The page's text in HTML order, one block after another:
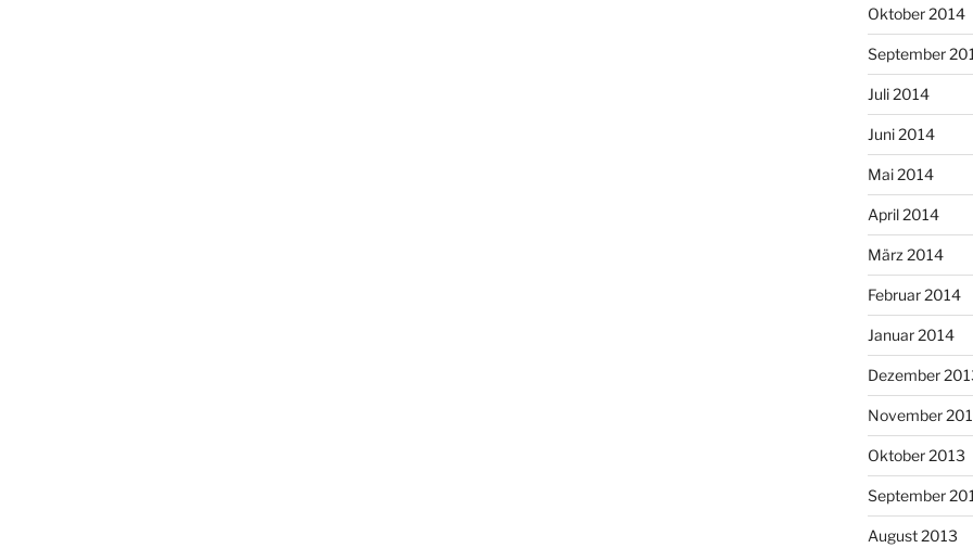
Oktober 2014
September
Juli 2014
Juni 2014
Mai 2014
April 2014
März 2014
Februar 2014
Januar 2014
Dezember
November
Oktober 2013
September
August 2013